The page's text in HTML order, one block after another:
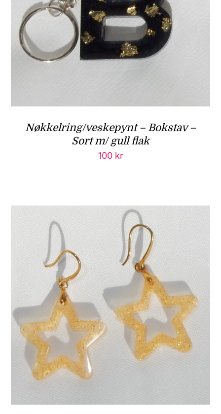
Nøkkelring/veskepynt – Bokstav –
Sort m/ gull flak
100 kr